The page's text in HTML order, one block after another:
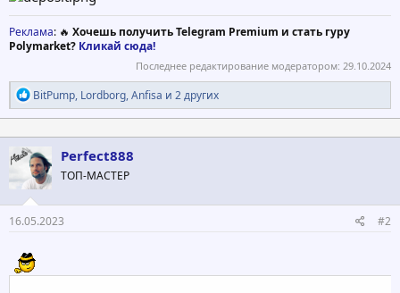
Реклама: 🔥 Хочешь получить Telegram Premium и стать гуру
Polymarket? Кликай сюда!
Последнее редактирование модератором: 29.10.2024
Р
е
а
к
ц
и
и
:
BitPump, Lordborg,Anfisa и 2 других
Perfect888
ТОП-МАСТЕР
16.05.2023 #2